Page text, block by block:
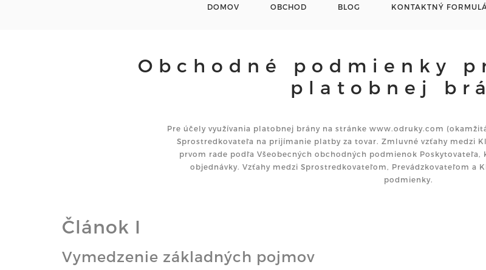
DOMOV OBCHOD BLOG KONTAKTNÝ
Obchodné podmienky
platobnej
Pre účely využívania platobnej brány na stránke www.odruky.com
Sprostredkovateľa na prijímanie platby za tovar. Zmluvné vzťahy medzi
prvom rade podľa Všeobecných obchodných podmienok
objednávky. Vzťahy medzi Sprostredkovateľom, Prevádzkovateľom a
podmienky.
Článok I
Vymedzenie základných pojmov